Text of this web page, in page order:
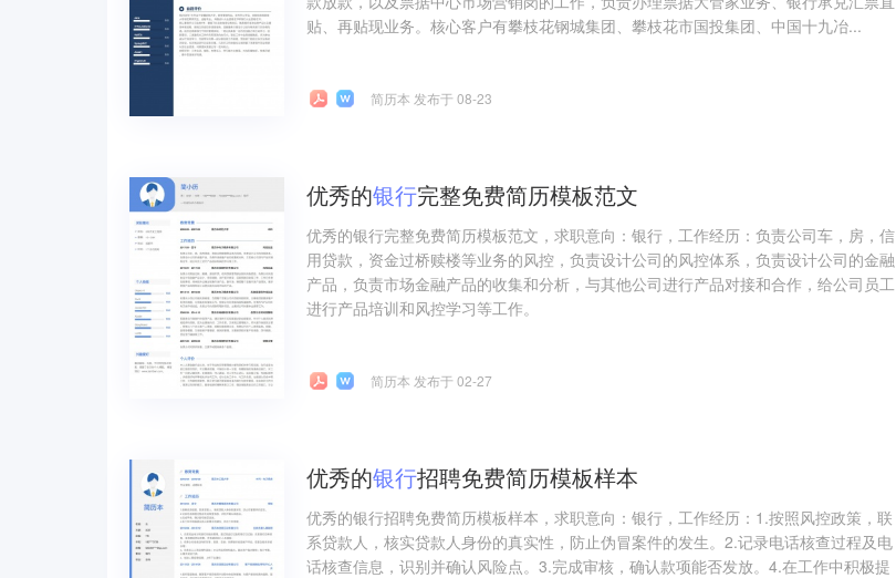
贴、再贴现业务。核心客户有攀枝花钢城集团、攀枝花市国投集团、中国十九冶...
简历本 发布于 08-23
优秀的银行完整免费简历模板范文
优秀的银行完整免费简历模板范文，求职意向：银行，工作经历：负责公司车，房，信
用贷款，资金过桥赎楼等业务的风控，负责设计公司的风控体系，负责设计公司的金融
产品，负责市场金融产品的收集和分析，与其他公司进行产品对接和合作，给公司员工
进行产品培训和风控学习等工作。
简历本 发布于 02-27
优秀的银行招聘免费简历模板样本
优秀的银行招聘免费简历模板样本，求职意向：银行，工作经历：1.按照风控政策，联
系贷款人，核实贷款人身份的真实性，防止伪冒案件的发生。2.记录电话核查过程及电
话核查信息，识别并确认风险点。3.完成审核，确认款项能否发放。4.在工作中积极提